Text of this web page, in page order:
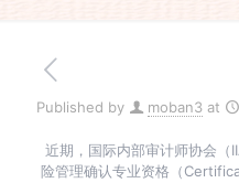
Published by moban3 at
近期，国际内部审计师协会
险管理确认专业资格（